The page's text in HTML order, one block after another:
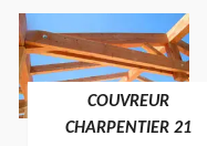
COUVREUR
CHARPENTIER 21